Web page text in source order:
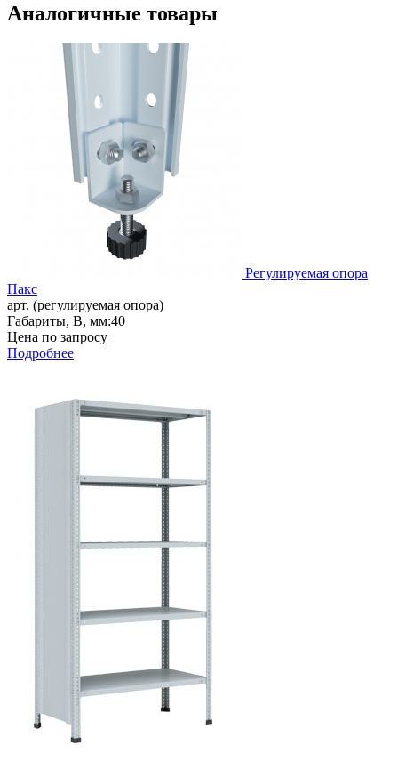
Аналогичные товары
Регулируемая опора
Пакс
арт. (регулируемая опора)
Габариты, В, мм:40
Цена по запросу
Подробнее